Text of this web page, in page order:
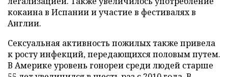
кокаина в Испании и участие в фестивалях в
Англии.
Сексуальная активность пожилых также привела
к росту инфекций, передающихся половым путем.
В Америке уровень гонореи среди людей старше